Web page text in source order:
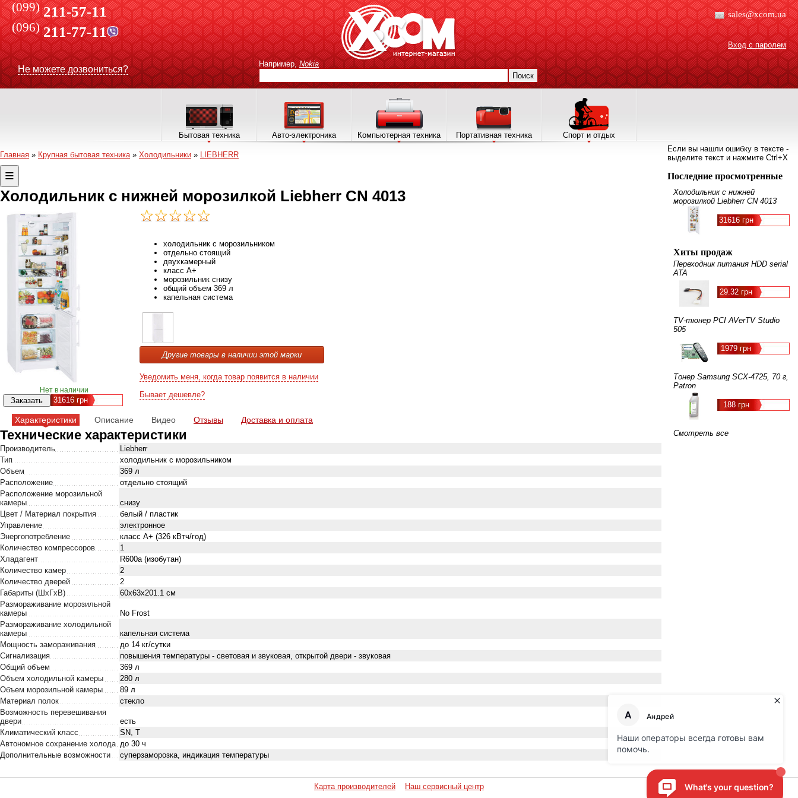
(099) 211-57-11
(096)211-77-11
Не можете дозвониться?
sales@xcom.ua
Вход с паролем
Например, Nokia
Поиск
Бытовая техника Авто-электроника Компьютерная техника Портативная техника Спорт и отдых
Главная » Крупная бытовая техника» Холодильники » LIEBHERR
Холодильник с нижней морозилкой Liebherr CN 4013
Нет в наличии
31616грн
холодильник с морозильником
отдельно стоящий
двухкамерный
класс A+
морозильник снизу
общий объем 369 л
капельная система
Другие товары в наличии этой марки
Уведомить меня, когда товар появится в наличии
Бывает дешевле?
Характеристики Описание Видео Отзывы Доставка и оплата
Технические характеристики
Производитель
Liebherr
Тип
холодильник с морозильником
Объем
369 л
Расположение
отдельно стоящий
Расположение морозильной
камеры
снизу
Цвет / Материал покрытия
белый / пластик
Управление
электронное
Энергопотребление
класс A+ (326 кВтч/год)
Количество компрессоров
1
Хладагент
R600a (изобутан)
Количество камер
2
Количество дверей
2
Габариты (ШxГxВ)
60x63x201.1 см
Размораживание морозильной
камеры
No Frost
Размораживание холодильной
камеры
капельная система
Мощность замораживания
до 14 кг/cутки
Сигнализация
повышения температуры - световая и звуковая, открытой двери - звуковая
Общий объем
369 л
Объем холодильной камеры
280 л
Объем морозильной камеры
89 л
Материал полок
стекло
Возможность перевешивания
двери
есть
Климатический класс
SN, T
Автономное сохранение холода до 30 ч
Дополнительные возможности
суперзаморозка, индикация температуры
Если вы нашли ошибку в тексте -
выделите текст и нажмите Ctrl+X
Последние просмотренные
Холодильник с нижней
морозилкой Liebherr CN 4013
31616 грн
Хиты продаж
Переходник питания HDD serial
ATA
29.32 грн
TV-тюнер PCI AVerTV Studio
505
1979 грн
Тонер Samsung SCX-4725, 70 г,
Patron
188 грн
Смотреть все
Карта производителей Наш сервисный центр